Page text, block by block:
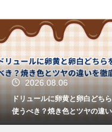
2026.08.06
ドリュールに卵黄と卵白どち
使うべき？焼き色とツヤの違
徹底比較